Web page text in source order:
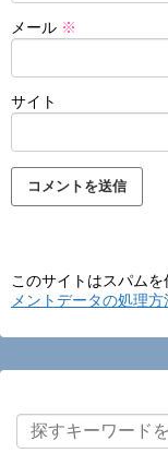
メール ※
サイト
このサイトはスパム
メントデータの処理